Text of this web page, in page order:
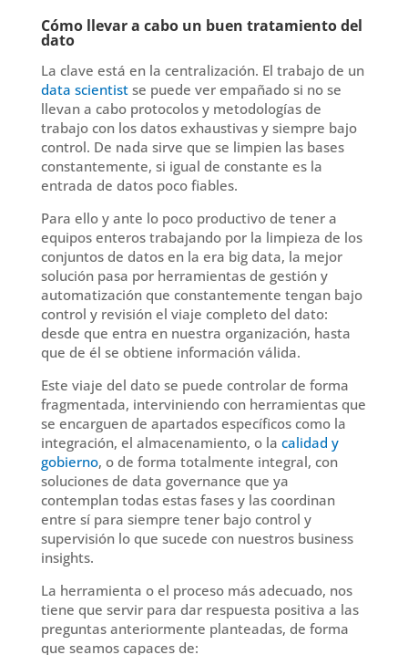
Cómo llevar a cabo un buen tratamiento del
dato
La clave está en la centralización. El trabajo de un
data scientistse puede ver empañado si no se
llevan a cabo protocolos y metodologías de
trabajo con los datos exhaustivas y siempre bajo
control. De nada sirve que se limpien las bases
constantemente, si igual de constante es la
entrada de datos poco fiables.
Para ello y ante lo poco productivo de tener a
equipos enteros trabajando por la limpieza de los
conjuntos de datos en la era big data, la mejor
solución pasa por herramientas de gestión y
automatización que constantemente tengan bajo
control y revisión el viaje completo del dato:
desde que entra en nuestra organización, hasta
que de él se obtiene información válida.
Este viaje del dato se puede controlar de forma
fragmentada, interviniendo con herramientas que
se encarguen de apartados específicos como la
integración, el almacenamiento, o la calidad y
gobierno, o de forma totalmente integral, con
soluciones de data governance que ya
contemplan todas estas fases y las coordinan
entre sí para siempre tener bajo control y
supervisión lo que sucede con nuestros business
insights.
La herramienta o el proceso más adecuado, nos
tiene que servir para dar respuesta positiva a las
preguntas anteriormente planteadas, de forma
que seamos capaces de: